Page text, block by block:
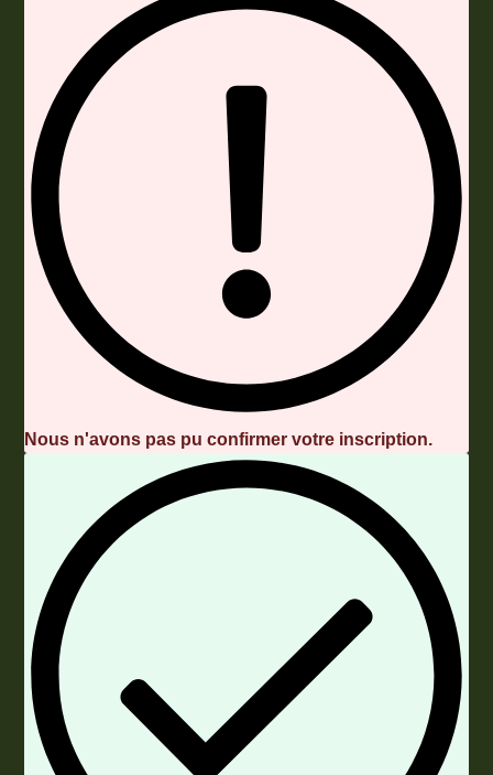
Nous n'avons pas pu confirmer votre inscription.